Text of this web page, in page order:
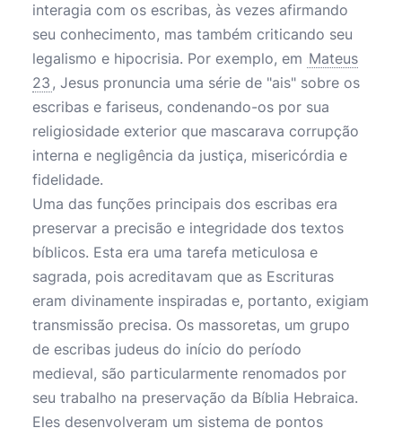
interagia com os escribas, às vezes afirmando
seu conhecimento, mas também criticando seu
legalismo e hipocrisia. Por exemplo, em Mateus
23 , Jesus pronuncia uma série de "ais" sobre os
escribas e fariseus, condenando-os por sua
religiosidade exterior que mascarava corrupção
interna e negligência da justiça, misericórdia e
fidelidade.
Uma das funções principais dos escribas era
preservar a precisão e integridade dos textos
bíblicos. Esta era uma tarefa meticulosa e
sagrada, pois acreditavam que as Escrituras
eram divinamente inspiradas e, portanto, exigiam
transmissão precisa. Os massoretas, um grupo
de escribas judeus do início do período
medieval, são particularmente renomados por
seu trabalho na preservação da Bíblia Hebraica.
Eles desenvolveram um sistema de pontos